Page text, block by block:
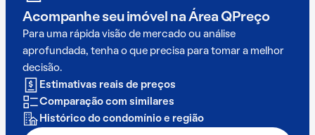
Acompanhe seu imóvel na Área QPreço
Para uma rápida visão de mercado ou análise
aprofundada, tenha o que precisa para tomar a melhor
decisão.
Estimativas reais de preços
Comparação com similares
Histórico do condomínio e região